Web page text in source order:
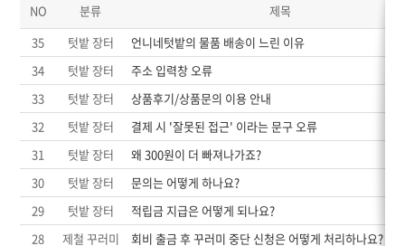
NO 분류
제목
35
텃밭 장터
언니네텃밭의 물품 배송이 느린 이유
34
텃밭 장터
주소 입력창 오류
33
텃밭 장터
상품후기/상품문의 이용 안내
32
텃밭 장터
결제 시 '잘못된 접근' 이라는 문구 오류
31
텃밭 장터
왜 300원이 더 빠져나가죠?
30
텃밭 장터
문의는 어떻게 하나요?
29
텃밭 장터
적립금 지급은 어떻게 되나요?
28
제철 꾸러미
회비 출금 후 꾸러미 중단 신청은 어떻게 처리하나요?